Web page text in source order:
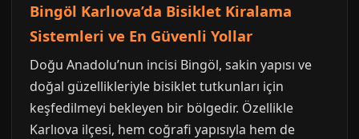
Bingöl Karlıova’da Bisiklet Kiralama
Sistemleri ve En Güvenli Yollar
Doğu Anadolu’nun incisi Bingöl, sakin yapısı ve
doğal güzellikleriyle bisiklet tutkunları için
keşfedilmeyi bekleyen bir bölgedir. Özellikle
Karlıova ilçesi, hem coğrafi yapısıyla hem de